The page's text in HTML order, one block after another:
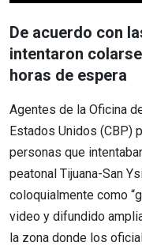
De acuerdo con
intentaron
horas de espera
Agentes de la Oficina
Estados Unidos (CBP)
personas que
peatonal Tijuana-San
coloquialmente como
video y difundido
la zona donde los